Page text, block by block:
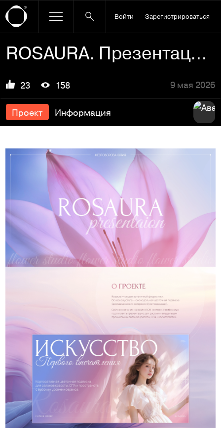
Войти Зарегистрироваться
ROSAURA. Презентация для бренда.
23 158 9 мая 2026
Проект Информация